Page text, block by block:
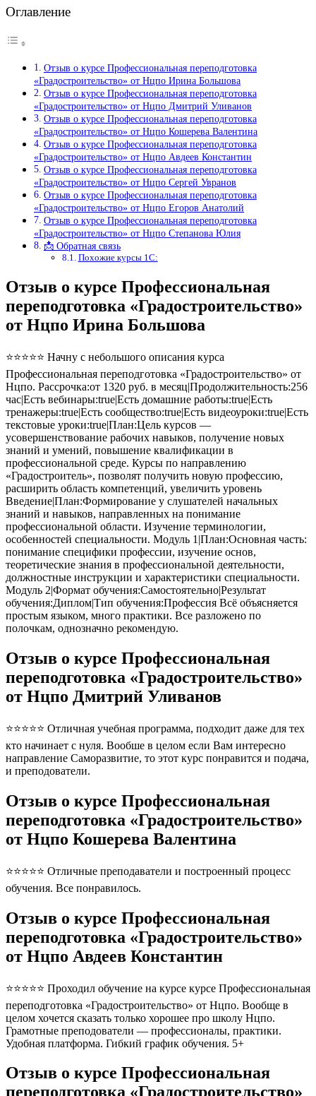
Оглавление
Отзыв о курсе Профессиональная переподготовка
«Градостроительство» от Нцпо Ирина Большова
Отзыв о курсе Профессиональная переподготовка
«Градостроительство» от Нцпо Дмитрий Уливанов
Отзыв о курсе Профессиональная переподготовка
«Градостроительство» от Нцпо Кошерева Валентина
Отзыв о курсе Профессиональная переподготовка
«Градостроительство» от Нцпо Авдеев Константин
Отзыв о курсе Профессиональная переподготовка
«Градостроительство» от Нцпо Сергей Увранов
Отзыв о курсе Профессиональная переподготовка
«Градостроительство» от Нцпо Егоров Анатолий
Отзыв о курсе Профессиональная переподготовка
«Градостроительство» от Нцпо Степанова Юлия
📩 Обратная связь
Похожие курсы 1С:
Отзыв о курсе Профессиональная
переподготовка «Градостроительство»
от Нцпо Ирина Большова
⭐⭐⭐⭐⭐ Начну с небольшого описания курса
Профессиональная переподготовка «Градостроительство» от
Нцпо. Рассрочка:от 1320 руб. в месяц|Продолжительность:256
час|Есть вебинары:true|Есть домашние работы:true|Есть
тренажеры:true|Есть сообщество:true|Есть видеоуроки:true|Есть
текстовые уроки:true|План:Цель курсов —
усовершенствование рабочих навыков, получение новых
знаний и умений, повышение квалификации в
профессиональной среде. Курсы по направлению
«Градостроитель», позволят получить новую профессию,
расширить область компетенций, увеличить уровень
Введение|План:Формирование у слушателей начальных
знаний и навыков, направленных на понимание
профессиональной области. Изучение терминологии,
особенностей специальности. Модуль 1|План:Основная часть:
понимание специфики профессии, изучение основ,
теоретические знания в профессиональной деятельности,
должностные инструкции и характеристики специальности.
Модуль 2|Формат обучения:Самостоятельно|Результат
обучения:Диплом|Тип обучения:Профессия Всё объясняется
простым языком, много практики. Все разложено по
полочкам, однозначно рекомендую.
Отзыв о курсе Профессиональная
переподготовка «Градостроительство»
от Нцпо Дмитрий Уливанов
⭐⭐⭐⭐⭐ Отличная учебная программа, подходит даже для тех
кто начинает с нуля. Вообше в целом если Вам интересно
направление Саморазвитие, то этот курс понравится и подача,
и преподователи.
Отзыв о курсе Профессиональная
переподготовка «Градостроительство»
от Нцпо Кошерева Валентина
⭐⭐⭐⭐⭐ Отличные преподаватели и построенный процесс
обучения. Все понравилось.
Отзыв о курсе Профессиональная
переподготовка «Градостроительство»
от Нцпо Авдеев Константин
⭐⭐⭐⭐⭐ Проходил обучение на курсе курсе Профессиональная
переподготовка «Градостроительство» от Нцпо. Вообще в
целом хочется сказать только хорошее про школу Нцпо.
Грамотные преподователи — профессионалы, практики.
Удобная платформа. Гибкий график обучения. 5+
Отзыв о курсе Профессиональная
переподготовка «Градостроительство»